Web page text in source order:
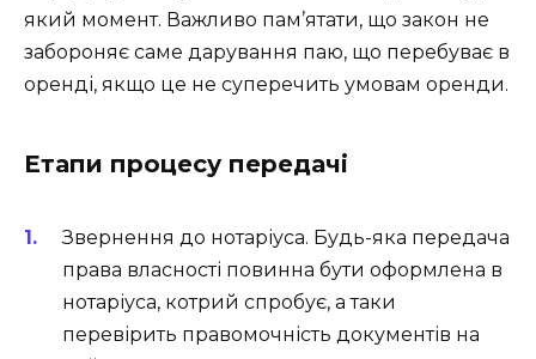
який момент. Важливо пам’ятати, що закон не
забороняє саме дарування паю, що перебуває в
оренді, якщо це не суперечить умовам оренди.
Етапи процесу передачі
Звернення до нотаріуса. Будь-яка передача
права власності повинна бути оформлена в
нотаріуса, котрий спробує, а таки
перевірить правомочність документів на